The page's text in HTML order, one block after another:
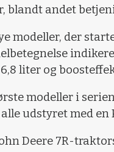
blandt andet
modeller, der
liter og
modeller i
alle udstyret med en
Deere 7R-